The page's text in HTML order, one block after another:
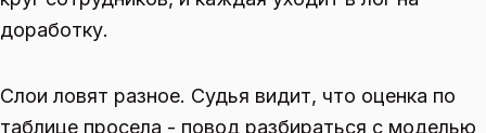
доработку.
Слои ловят разное. Судья видит, что оценка по
таблице просела - повод разбираться с моделью